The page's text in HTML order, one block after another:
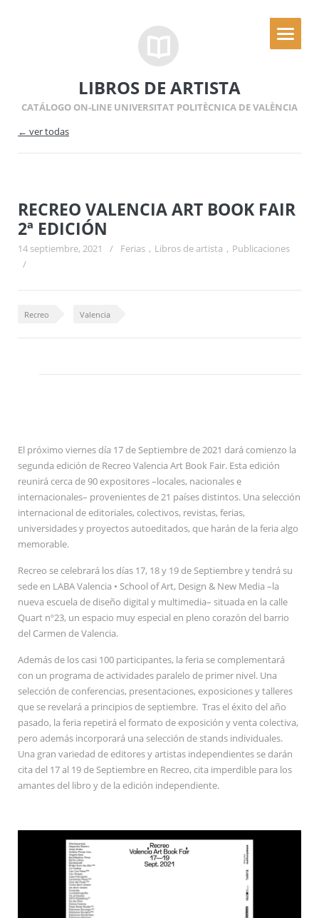
LIBROS DE ARTISTA
CATÁLOGO ON-LINE UNIVERSITAT POLITÈCNICA DE VALÈNCIA
← ver todas
RECREO VALENCIA ART BOOK FAIR
2ª EDICIÓN
14 septiembre, 2021 / Ferias , Libros de artista , Publicaciones
/
Recreo Valencia
El próximo viernes día 17 de Septiembre de 2021 dará comienzo la
segunda edición de Recreo Valencia Art Book Fair. Esta edición
reunirá cerca de 90 expositores –locales, nacionales e
internacionales– provenientes de 21 países distintos. Una selección
internacional de editoriales, colectivos, revistas, ferias,
universidades y proyectos autoeditados, que harán de la feria algo
memorable.
Recreo se celebrará los días 17, 18 y 19 de Septiembre y tendrá su
sede en LABA Valencia • School of Art, Design & New Media –la
nueva escuela de diseño digital y multimedia– situada en la calle
Quart nº23, un espacio muy especial en pleno corazón del barrio
del Carmen de Valencia.
Además de los casi 100 participantes, la feria se complementará
con un programa de actividades paralelo de primer nivel. Una
selección de conferencias, presentaciones, exposiciones y talleres
que se revelará a principios de septiembre. Tras el éxito del año
pasado, la feria repetirá el formato de exposición y venta colectiva,
pero además incorporará una selección de stands individuales.
Una gran variedad de editores y artistas independientes se darán
cita del 17 al 19 de Septiembre en Recreo, cita imperdible para los
amantes del libro y de la edición independiente.